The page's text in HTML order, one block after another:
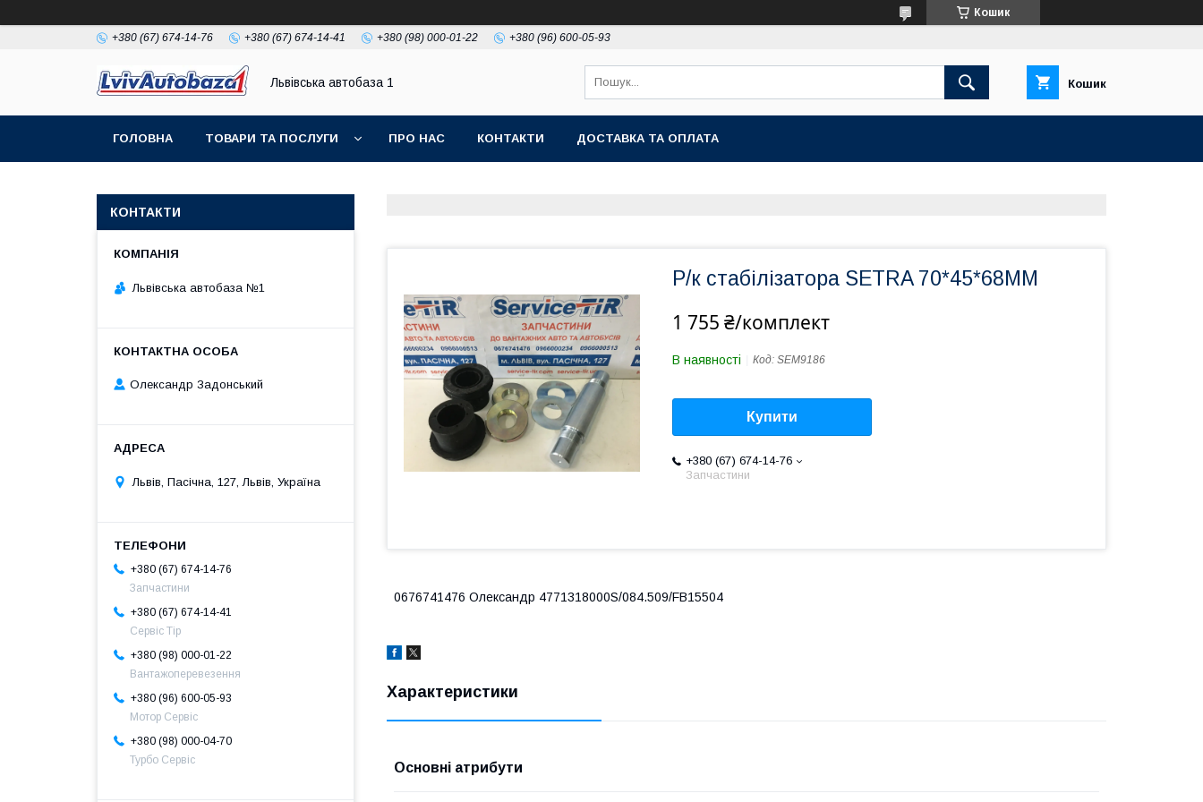
Кошик
+380 (67) 674-14-76 +380 (67) 674-14-41 +380 (98) 000-01-22 +380 (96) 600-05-93
Львівська автобаза 1 Кошик
ГОЛОВНА ТОВАРИ ТА ПОСЛУГИ ПРО НАС КОНТАКТИ ДОСТАВКА ТА ОПЛАТА
Р/к стабілізатора SETRA 70*45*68ММ
1 755 ₴/комплект
В наявності Код: SEM9186
Купити
+380 (67) 674-14-76
Запчастини
0676741476 Олександр 4771318000S/084.509/FB15504
Характеристики
Основні атрибути
КОНТАКТИ
Львівська автобаза №1
Олександр Задонський
Львів, Пасічна, 127, Львів, Україна
+380 (67) 674-14-76
Запчастини
+380 (67) 674-14-41
Сервіс Тір
+380 (98) 000-01-22
Вантажоперевезення
+380 (96) 600-05-93
Мотор Сервіс
+380 (98) 000-04-70
Турбо Сервіс